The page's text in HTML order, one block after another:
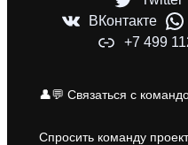
ВКонтакте
+7 499
👤💬 Связаться с
Спросить команду